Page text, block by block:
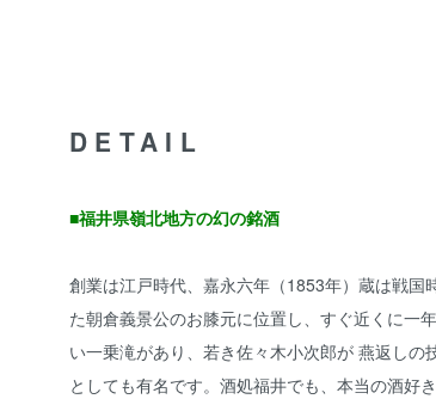
DETAIL
■福井県嶺北地方の幻の銘酒
創業は江戸時代、嘉永六年（1853年）蔵は戦国
た朝倉義景公のお膝元に位置し、すぐ近くに一
い一乗滝があり、若き佐々木小次郎が 燕返しの
としても有名です。酒処福井でも、本当の酒好